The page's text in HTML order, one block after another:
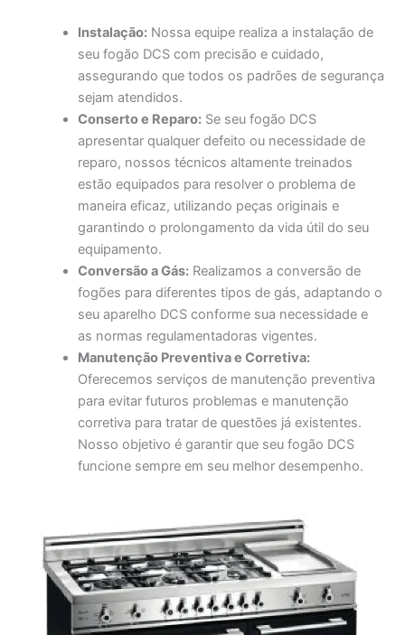
Instalação: Nossa equipe realiza a instalação de
seu fogão DCS com precisão e cuidado,
assegurando que todos os padrões de segurança
sejam atendidos.
Conserto e Reparo: Se seu fogão DCS
apresentar qualquer defeito ou necessidade de
reparo, nossos técnicos altamente treinados
estão equipados para resolver o problema de
maneira eficaz, utilizando peças originais e
garantindo o prolongamento da vida útil do seu
equipamento.
Conversão a Gás: Realizamos a conversão de
fogões para diferentes tipos de gás, adaptando o
seu aparelho DCS conforme sua necessidade e
as normas regulamentadoras vigentes.
Manutenção Preventiva e Corretiva:
Oferecemos serviços de manutenção preventiva
para evitar futuros problemas e manutenção
corretiva para tratar de questões já existentes.
Nosso objetivo é garantir que seu fogão DCS
funcione sempre em seu melhor desempenho.